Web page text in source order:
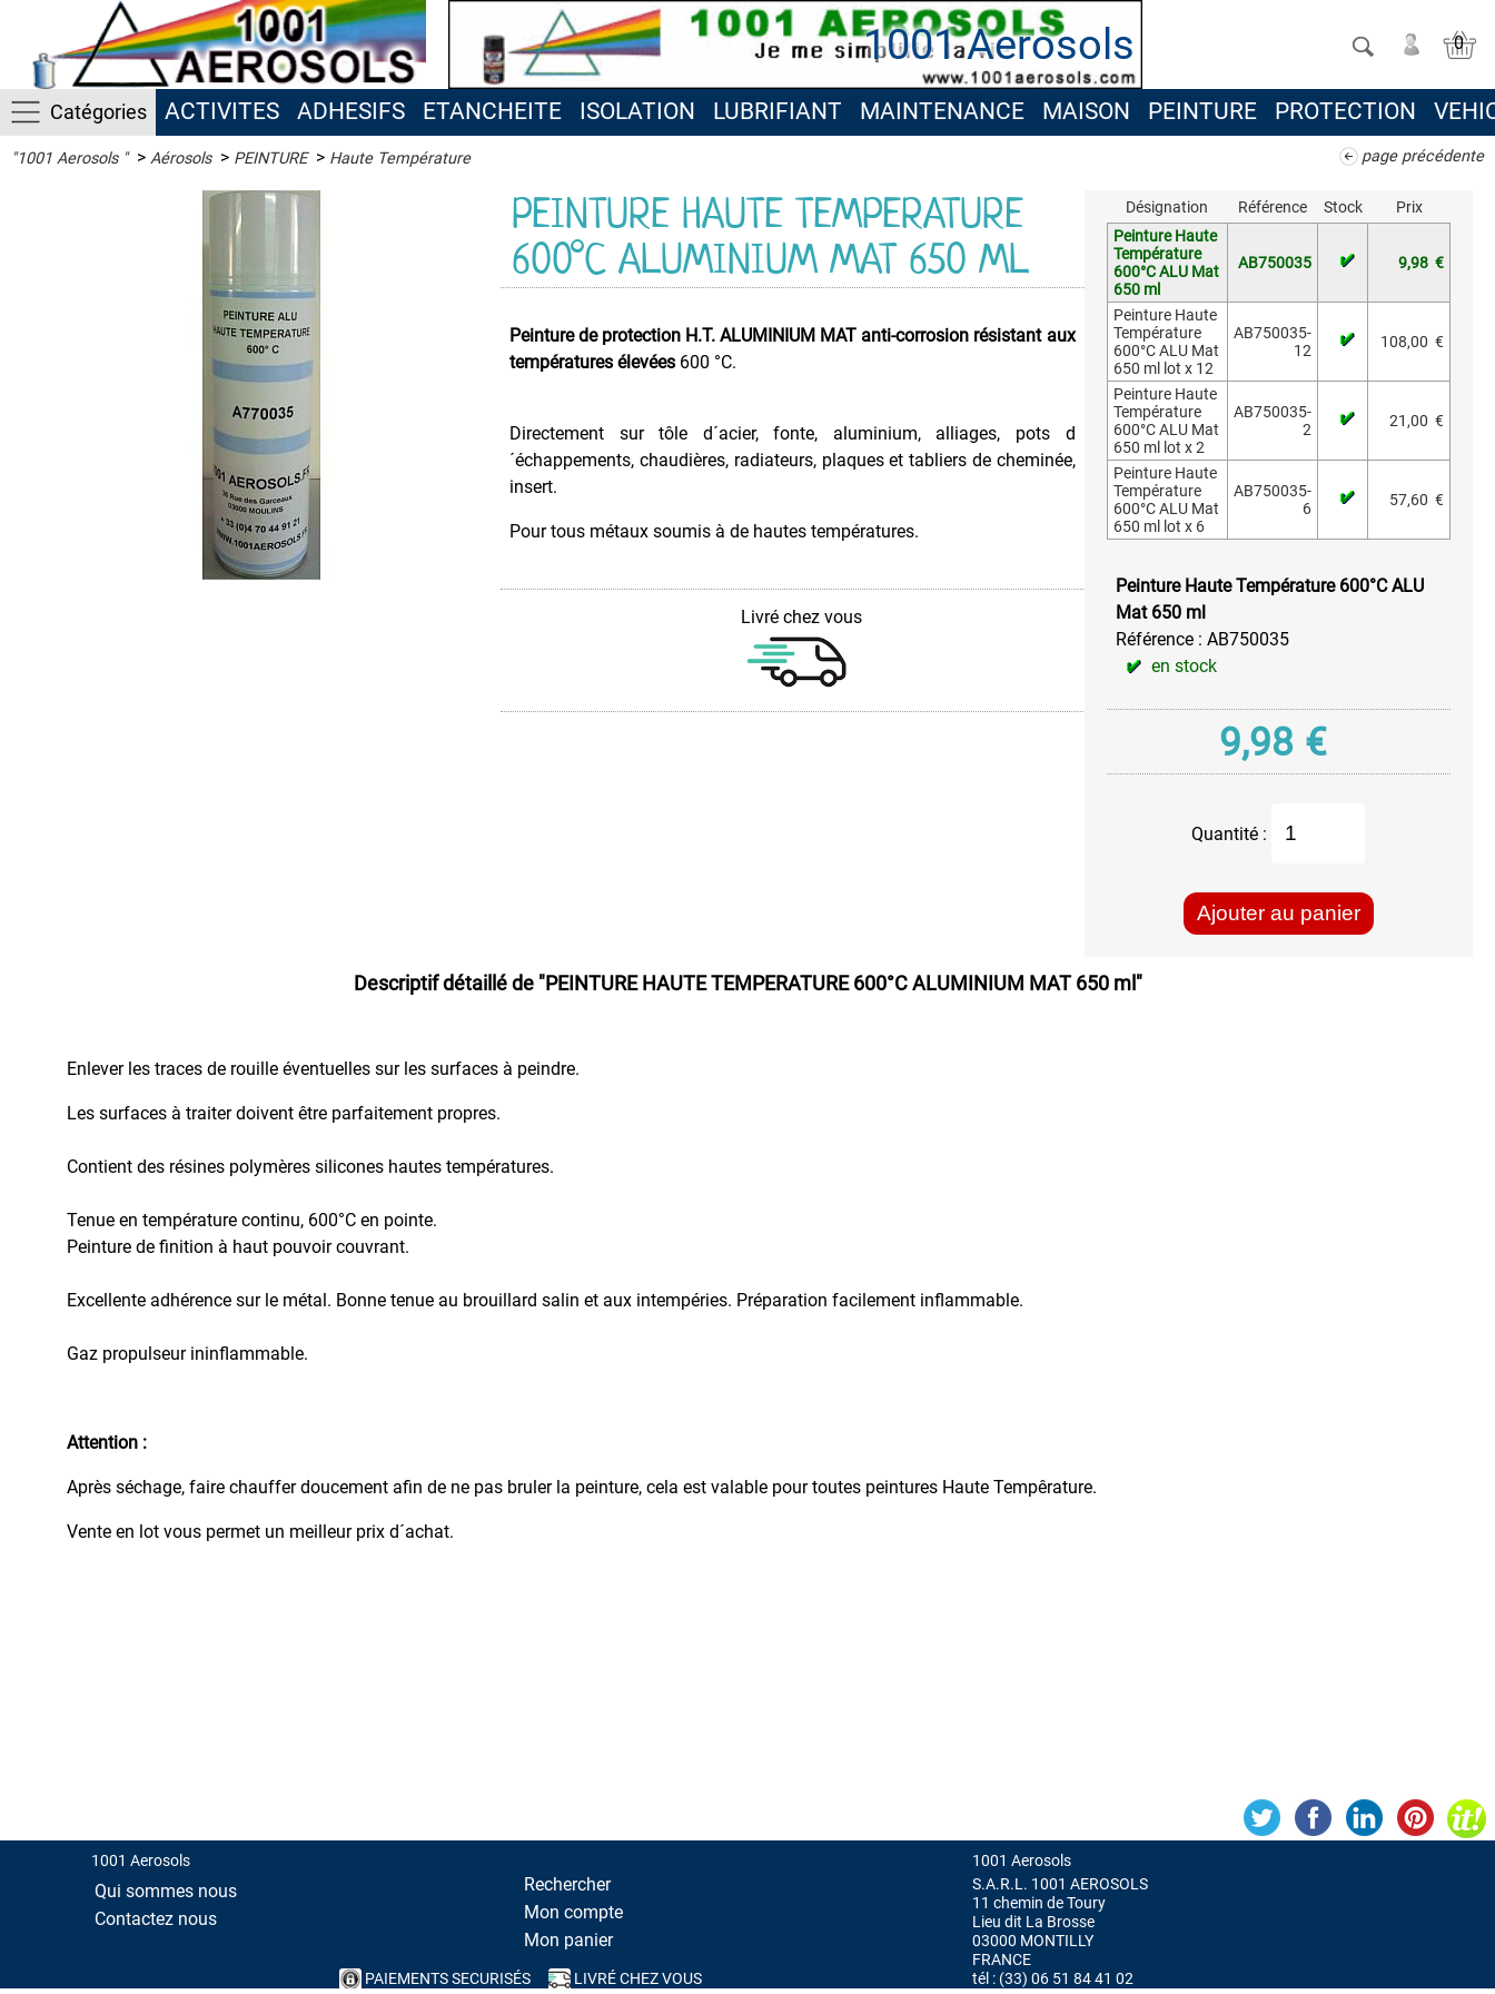
1001 Aerosols 0
Catégories ACTIVITES ADHESIFS ETANCHEITE ISOLATION LUBRIFIANT MAINTENANCE MAISON PEINTURE PROTECTION
"1001 Aerosols " page précédente
> Aérosols> PEINTURE> Haute Température
PEINTURE HAUTE TEMPERATURE
600°C ALUMINIUM MAT 650 ML
Peinture de protection H.T. ALUMINIUM MAT anti-corrosion résistant aux
températures élevées 600 °C.
Directement sur tôle d´acier, fonte, aluminium, alliages, pots d
´échappements, chaudières, radiateurs, plaques et tabliers de cheminée,
insert.
Pour tous métaux soumis à de hautes températures.
Livré chez vous
Désignation Référence Stock
Prix
Peinture Haute
Température
600°C ALU Mat
650 ml
AB750035 9,98 €
Peinture Haute
Température
600°C ALU Mat
650 ml lot x 12
AB750035-
12
108,00 €
Peinture Haute
Température
600°C ALU Mat
650 ml lot x 2
AB750035-
2
21,00 €
Peinture Haute
Température
600°C ALU Mat
650 ml lot x 6
AB750035-
6
57,60 €
Peinture Haute Température 600°C ALU
Mat 650 ml
Référence : AB750035
en stock
9,98 €
Quantité :
Ajouter au panier
Descriptif détaillé de "PEINTURE HAUTE TEMPERATURE 600°C ALUMINIUM MAT 650 ml"
Enlever les traces de rouille éventuelles sur les surfaces à peindre.
Les surfaces à traiter doivent être parfaitement propres.
Contient des résines polymères silicones hautes températures.
Tenue en température continu, 600°C en pointe.
Peinture de finition à haut pouvoir couvrant.
Excellente adhérence sur le métal. Bonne tenue au brouillard salin et aux intempéries. Préparation facilement inflammable.
Gaz propulseur ininflammable.
Attention :
Après séchage, faire chauffer doucement afin de ne pas bruler la peinture, cela est valable pour toutes peintures Haute Tempêrature.
Vente en lot vous permet un meilleur prix d´achat.
Température
Peinture
l'eau
AQUA
Peinture
Chromée
FLUO
Peinture
Permanente
Peinture
Martelée
Aluminium
Plastique
1001 Aerosols
Qui sommes nous
Contactez nous
Rechercher
Mon compte
Mon panier
PAIEMENTS SECURISÉS LIVRÉ CHEZ VOUS
1001 Aerosols
S.A.R.L. 1001 AEROSOLS
11 chemin de Toury
Lieu dit La Brosse
03000 MONTILLY
FRANCE
tél : (33) 06 51 84 41 02